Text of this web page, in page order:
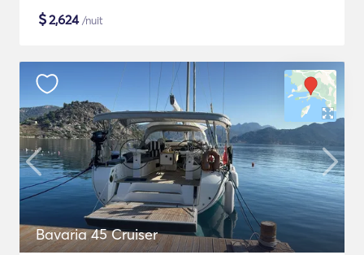
$2,624/nuit
Bavaria 45 Cruiser